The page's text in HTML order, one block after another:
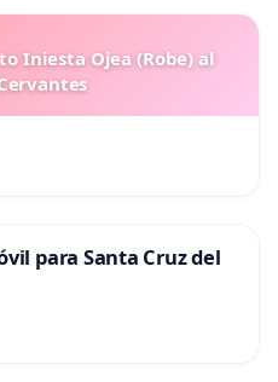
Iniesta Ojea (Robe) al
para Santa Cruz del